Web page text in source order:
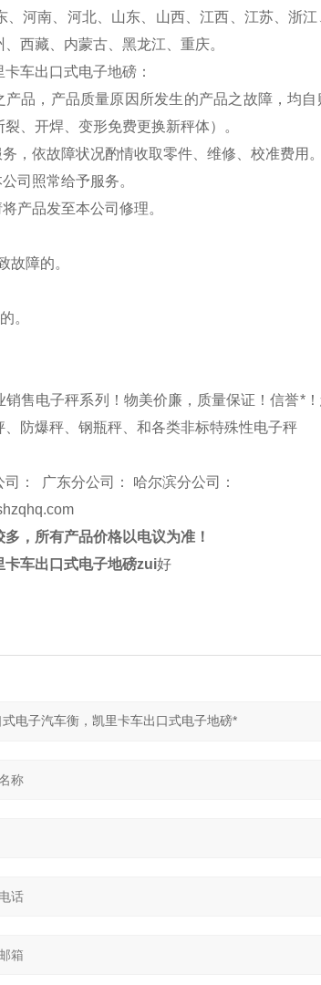
、河南、河北、山东、山西、江西、江苏、浙
西藏、内蒙古、黑龙江、重庆。
卡车出口式电子地磅 ：
产品，产品质量原因所发生的产品之故障，均
、开焊、变形免费更换新秤体）。
，依故障状况酌情收取零件、维修、校准费用。
司照常给予服务。
产品发至本公司修理。
故障的。
。
销售电子秤系列！物美价廉，质量保证！信誉*
、防爆秤、钢瓶秤、和各类非标特殊性电子秤
： 广东分公司： 哈尔滨分公司：
多，所有产品价格以电议为准！
卡车出口式电子地磅zui好